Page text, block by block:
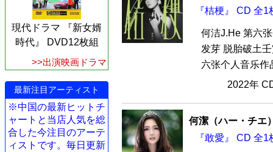
現代ドラマ 『新女婿
時代』 DVD12枚組
>>出演映画ドラマ
最新注目アーティスト
※中国の最新ヒットチ
ャートと当店人気を総
合した今注目のアーテ
ィストです。毎日更新
『桔梗』 CD 全1
何洁J.He 第六
发芽 脱胎破土
六张个人音乐作
2022年
何潔（ハー・チエ
『敢愛』 CD 全1